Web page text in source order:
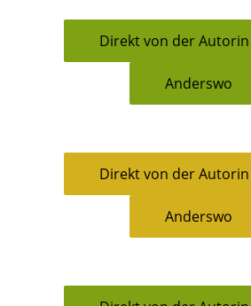
Direkt von der
Anderswo
Direkt von der
Anderswo